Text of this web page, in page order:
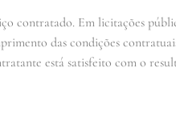
contratado. Em licitações
das condições
está satisfeito com o